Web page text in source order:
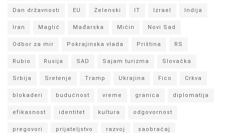
Dan državnosti EU Zelenski IT Izrael Indija
Iran Maglić Mađarska Mićin Novi Sad
Odbor za mir Pokrajinska vlada Priština RS
Rubio Rusija SAD Sajam turizma Slovačka
Srbija Sretenje Tramp Ukrajina Fico Crkva
blokaderi budućnost vreme granica diplomatija
efikasnost identitet kultura odgovornost
pregovori prijateljstvo razvoj saobraćaj